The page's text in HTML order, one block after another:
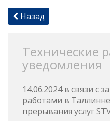
Назад
Технические
уведомления
14.06.2024 в связи с
работами в
прерывания услуг